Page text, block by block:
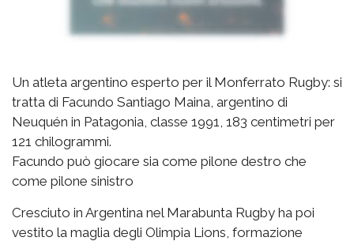
Un atleta argentino esperto per il Monferrato Rugby: si
tratta di Facundo Santiago Maina, argentino di
Neuquén in Patagonia, classe 1991, 183 centimetri per
121 chilogrammi.
Facundo può giocare sia come pilone destro che
come pilone sinistro
Cresciuto in Argentina nel Marabunta Rugby ha poi
vestito la maglia degli Olimpia Lions, formazione